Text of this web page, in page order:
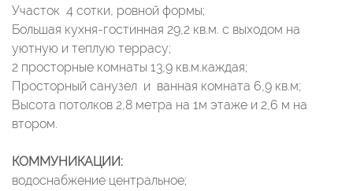
Участок 4 сотки, ровной формы;
Большая кухня-гостинная 29,2 кв.м. с выходом на
уютную и теплую террасу;
2 просторные комнаты 13,9 кв.м.каждая;
Просторный санузел и ванная комната 6,9 кв.м;
Высота потолков 2,8 метра на 1м этаже и 2,6 м на
втором.
КОММУНИКАЦИИ:
водоснабжение центральное;